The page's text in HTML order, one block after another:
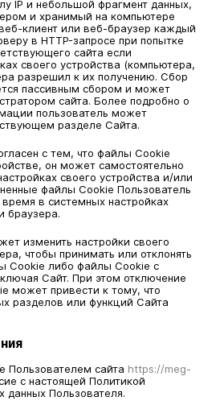
IP и небольшой фрагмент данных,
и хранимый на компьютере
клиент или веб-браузер каждый
в HTTP-запросе при попытке
сайта если
своего устройства (компьютера,
разрешил к их получению. Сбор
пассивным сбором и может
сайта. Более подробно о
пользователь может
разделе Сайта.
с тем, что файлы Cookie
он может самостоятельно
своего устройства и/или
файлы Cookie Пользователь
в системных настройках
браузера.
изменить настройки своего
чтобы принимать или отклонять
Cookie либо файлы Cookie с
Сайт. При этом отключение
может привести к тому, что
разделов или функций Сайта
сайта https://meg-
с настоящей Политикой
данных Пользователя.